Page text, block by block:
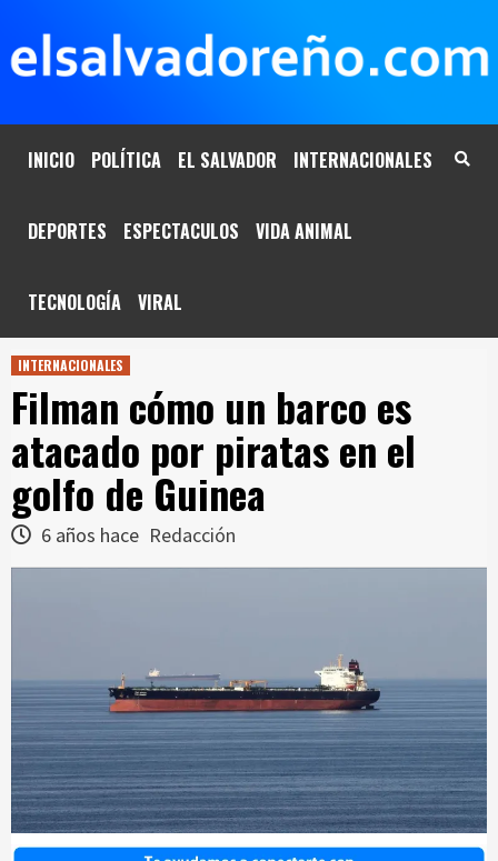
contenido
INICIO POLÍTICA EL SALVADOR INTERNACIONALES
DEPORTES ESPECTACULOS VIDA ANIMAL
TECNOLOGÍA VIRAL
INTERNACIONALES
Filman cómo un barco es
atacado por piratas en el
golfo de Guinea
6 años hace Redacción